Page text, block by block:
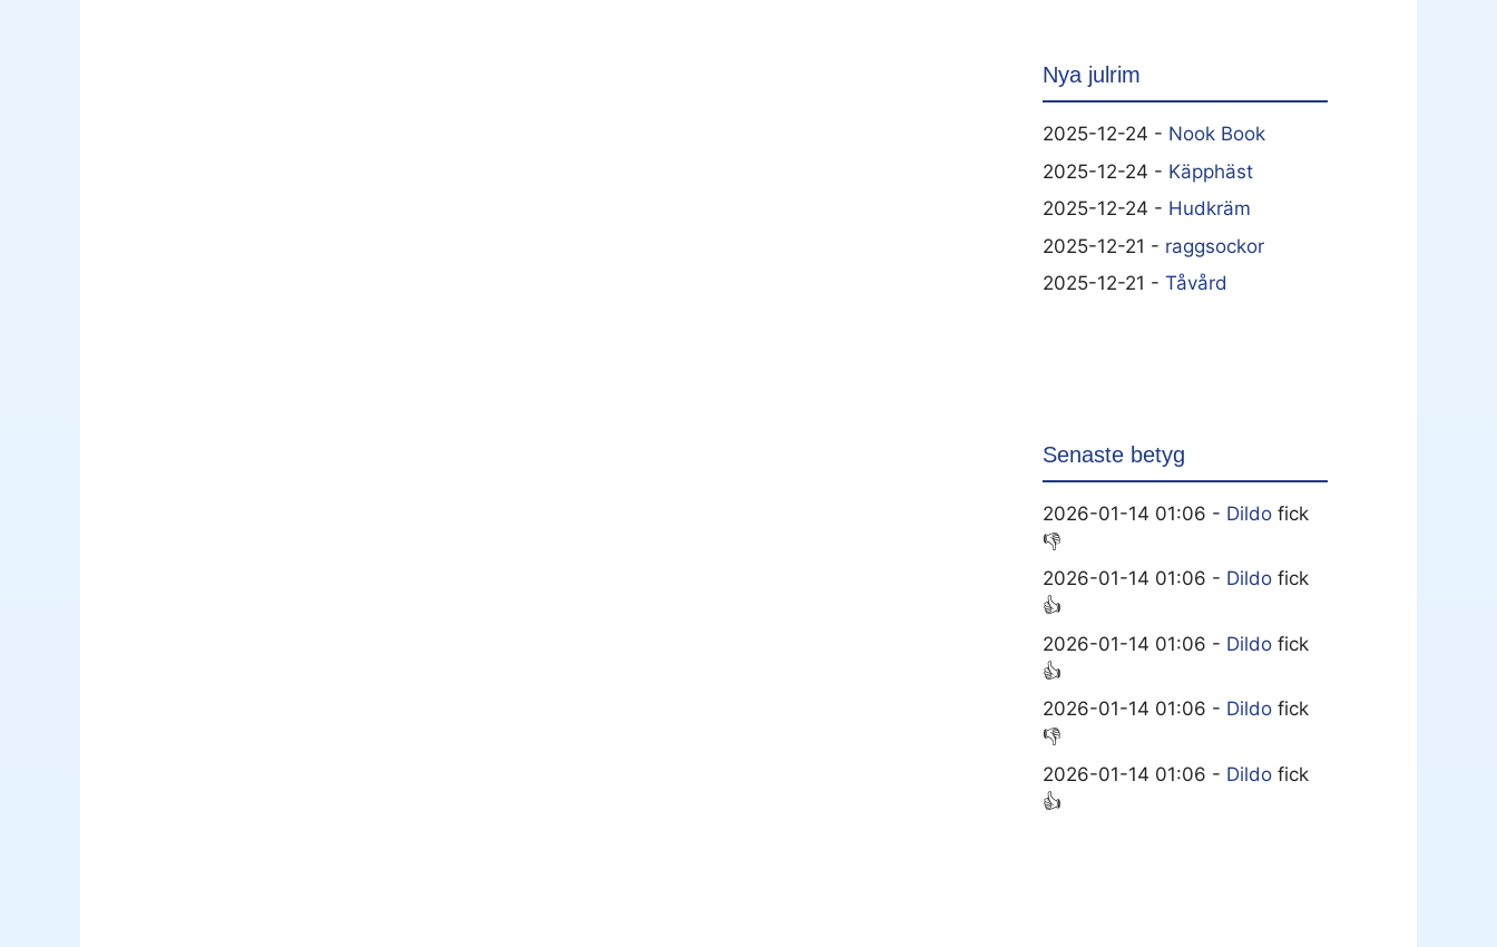
Nya julrim
2025-12-24 - Nook Book
2025-12-24 - Käpphäst
2025-12-24 - Hudkräm
2025-12-21 - raggsockor
2025-12-21 - Tåvård
Senaste betyg
2026-01-14 01:06 - Dildo fick
👎
2026-01-14 01:06 - Dildo fick
👍
2026-01-14 01:06 - Dildo fick
👍
2026-01-14 01:06 - Dildo fick
👎
2026-01-14 01:06 - Dildo fick
👍